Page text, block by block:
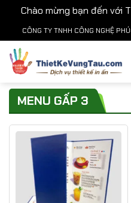
Chào mừng bạn đến với
Chuyển
đến
nội
dung
CÔNG TY TNHH CÔNG NGHỆ
MENU GẤP 3